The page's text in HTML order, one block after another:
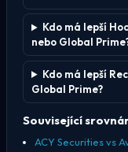
Kdo má lepší
nebo Global
Kdo má lepší
Global Prime?
Související
ACY Securities vs